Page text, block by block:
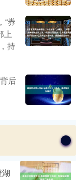
“券
上
持
后